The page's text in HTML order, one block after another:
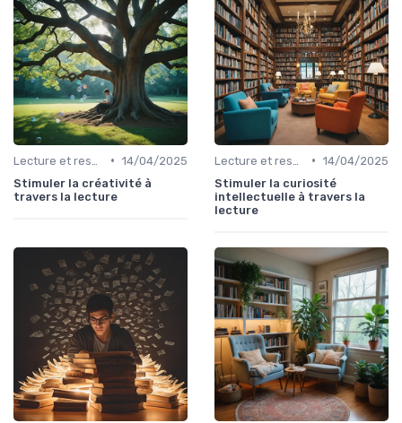
• 14/04/2025
Stimuler la créativité à
travers la lecture
• 14/04/2025
Stimuler la curiosité
intellectuelle à travers la
lecture